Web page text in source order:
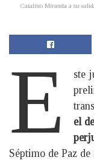
Catalino Miranda a su
E
ste
el
Séptimo de Paz